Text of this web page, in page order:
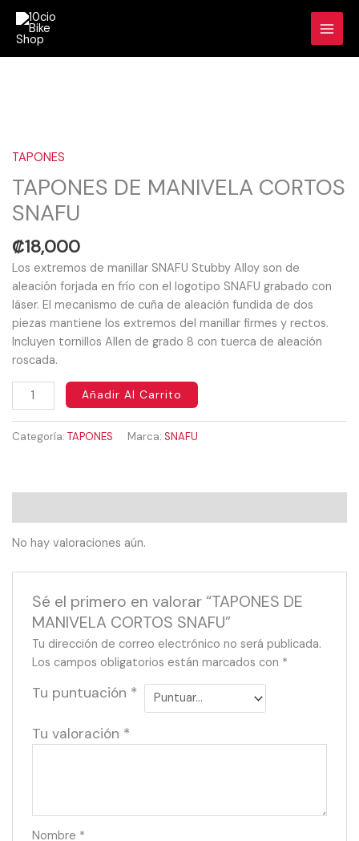
contenido
TAPONES
TAPONES DE MANIVELA CORTOS
SNAFU
₡18,000
Los extremos de manillar SNAFU Stubby Alloy son de
aleación forjada en frío con el logotipo SNAFU grabado con
láser. El mecanismo de cuña de aleación fundida de dos
piezas mantiene los extremos del manillar firmes y rectos.
Incluyen tornillos Allen de grado 8 con tuerca de aleación
roscada.
MANIVELA
SNAFU
cantidad
Añadir Al Carrito
Categoría: TAPONES Marca: SNAFU
No hay valoraciones aún.
Sé el primero en valorar “TAPONES DE
MANIVELA CORTOS SNAFU”
Tu dirección de correo electrónico no será publicada.
Los campos obligatorios están marcados con *
Tu puntuación *
Tu valoración *
Nombre *